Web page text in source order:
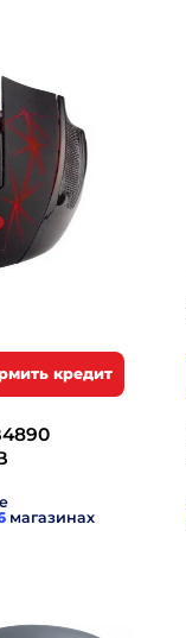
кредит
магазинах